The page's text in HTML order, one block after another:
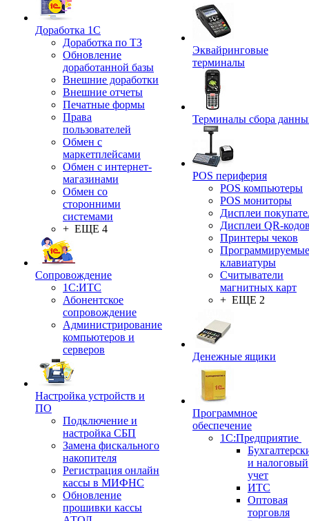
Доработка 1С
Доработка по ТЗ
Обновление
доработанной базы
Внешние доработки
Внешние отчеты
Печатные формы
Права
пользователей
Обмен с
маркетплейсами
Обмен с интернет-
магазинами
Обмен со
сторонними
системами
+ ЕЩЕ 4
Сопровождение
1C:ИТС
Абонентское
сопровождение
Администрирование
компьютеров и
серверов
Настройка устройств и
ПО
Подключение и
настройка СБП
Замена фискального
накопителя
Регистрация онлайн
кассы в МИФНС
Обновление
прошивки кассы
Эквайринговые
терминалы
Терминалы сбора
POS периферия
POS компьютеры
POS мониторы
Дисплеи
Дисплеи QR-
Принтеры чеков
Программируемые
клавиатуры
Считыватели
магнитных карт
+ ЕЩЕ 2
Денежные ящики
Программное
обеспечение
1С:Предприятие
и налоговый
учет
ИТС
Оптовая
торговля